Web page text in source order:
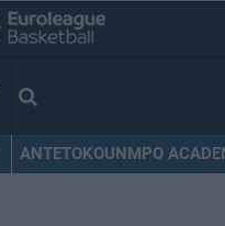
ANTETOKOUNMPO